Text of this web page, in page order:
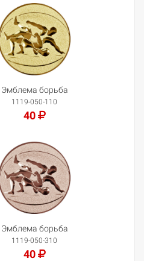
Добавить в корзину
Эмблема борьба
1119-050-110
40
Добавить в корзину
Эмблема борьба
1119-050-310
40